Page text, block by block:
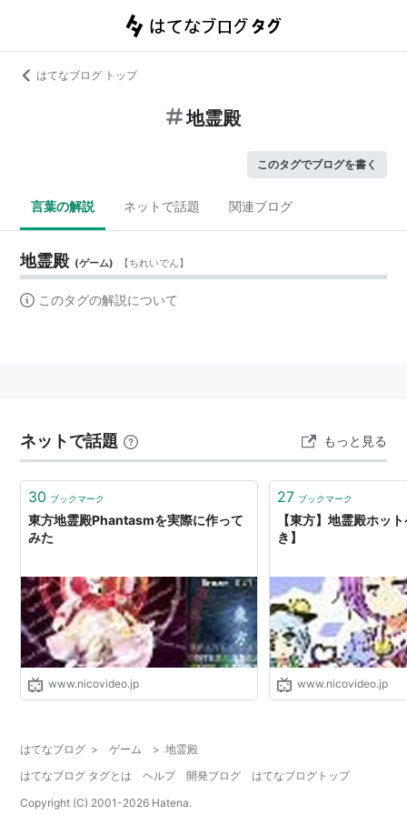
はてなブログ トップ
地霊殿
このタグでブログを書く
言葉の解説 ネットで話題 関連ブログ
地霊殿 (ゲーム) 【ちれいでん】
このタグの解説について
ネットで話題 もっと見る
30 ブックマーク
東方地霊殿Phantasmを実際に作って
みた
www.nicovideo.jp
27 ブックマーク
【東方】地霊殿ホッ
き】
www.nicovideo.jp
はてなブログ > ゲーム > 地霊殿
はてなブログ タグとは
ヘルプ 開発ブログ
はてなブログトップ
Copyright (C) 2001-2026 Hatena.